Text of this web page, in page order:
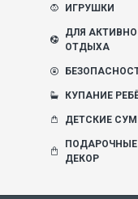
ИГРУШКИ
ДЛЯ
ОТДЫХА
КУПАНИЕ
ДЕТСКИЕ
ДЕКОР